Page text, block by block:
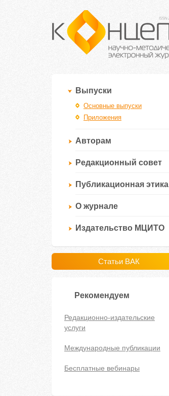
Выпуски
Основные выпуски
Приложения
Авторам
Редакционный совет
Публикационная этика
О журнале
Издательство МЦИТО
Статьи ВАК
Рекомендуем
Редакционно-издательские
услуги
Международные публикации
Бесплатные вебинары